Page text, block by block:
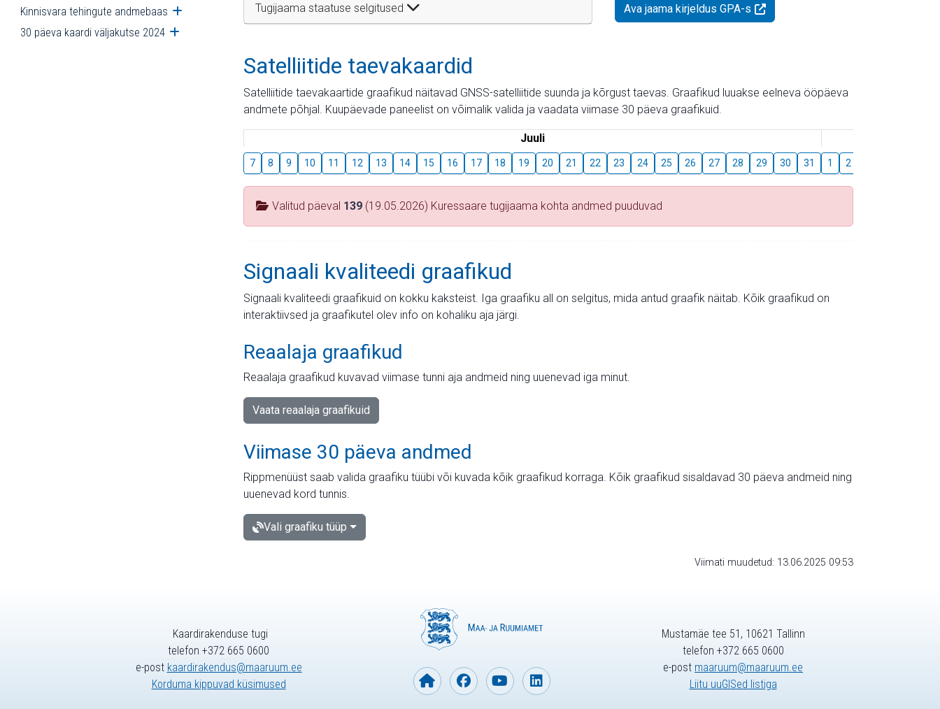
Kinnisvara tehingute andmebaas Ava alammenüü
30 päeva kaardi väljakutse 2024 Ava alammenüü
Tugijaama staatuse selgitused Ava jaama kirjeldus GPA-s
Satelliitide taevakaardid
Satelliitide taevakaartide graafikud näitavad GNSS-satelliitide suunda ja kõrgust taevas. Graafikud luuakse eelneva ööpäeva
andmete põhjal. Kuupäevade paneelist on võimalik valida ja vaadata viimase 30 päeva graafikuid.
Juuli
7 8 9 10 11 12 13 14 15 16 17 18 19 20 21 22 23 24 25 26 27 28 29 30 31 1 2
Valitud päeval 139 (19.05.2026) Kuressaare tugijaama kohta andmed puuduvad
Signaali kvaliteedi graafikud
Signaali kvaliteedi graafikuid on kokku kaksteist. Iga graafiku all on selgitus, mida antud graafik näitab. Kõik graafikud on
interaktiivsed ja graafikutel olev info on kohaliku aja järgi.
Reaalaja graafikud
Reaalaja graafikud kuvavad viimase tunni aja andmeid ning uuenevad iga minut.
Vaata reaalaja graafikuid
Viimase 30 päeva andmed
Rippmenüüst saab valida graafiku tüübi või kuvada kõik graafikud korraga. Kõik graafikud sisaldavad 30 päeva andmeid ning
uuenevad kord tunnis.
Vali graafiku tüüp
Viimati muudetud: 13.06.2025 09:53
Kaardirakenduse tugi
telefon +372 665 0600
e-post kaardirakendus@maaruum.ee
Korduma kippuvad küsimused
Mustamäe tee 51, 10621 Tallinn
telefon +372 665 0600
e-post maaruum@maaruum.ee
Liitu uuGISed listiga